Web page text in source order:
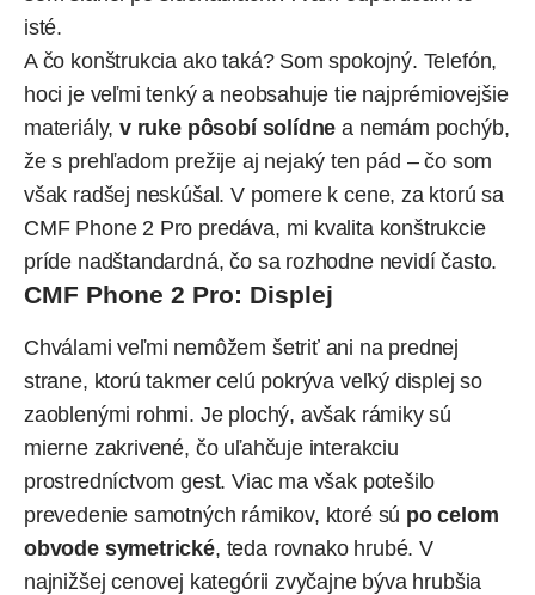
isté.
A čo konštrukcia ako taká? Som spokojný. Telefón,
hoci je veľmi tenký a neobsahuje tie najprémiovejšie
materiály,v ruke pôsobí solídne a nemám pochýb,
že s prehľadom prežije aj nejaký ten pád – čo som
však radšej neskúšal. V pomere k cene, za ktorú sa
CMF Phone 2 Pro predáva, mi kvalita konštrukcie
príde nadštandardná, čo sa rozhodne nevidí často.
CMF Phone 2 Pro: Displej
Chválami veľmi nemôžem šetriť ani na prednej
strane, ktorú takmer celú pokrýva veľký displej so
zaoblenými rohmi. Je plochý, avšak rámiky sú
mierne zakrivené, čo uľahčuje interakciu
prostredníctvom gest. Viac ma však potešilo
prevedenie samotných rámikov, ktoré sú po celom
obvode symetrické, teda rovnako hrubé. V
najnižšej cenovej kategórii zvyčajne býva hrubšia